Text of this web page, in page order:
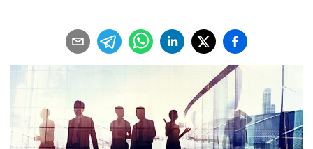
וצרכנות
נדל"ן
דיגיטל